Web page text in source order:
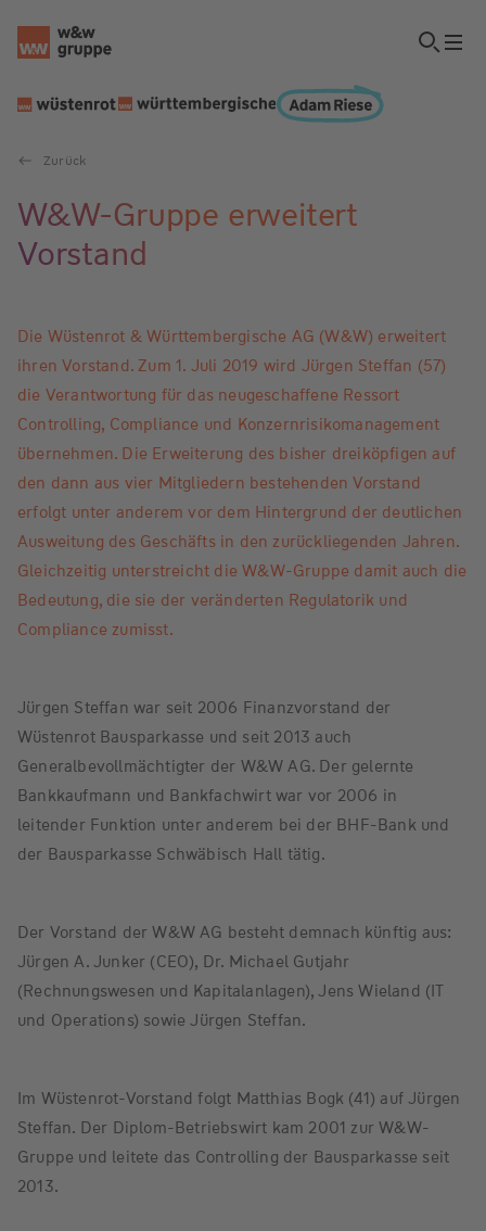
Zurück
W&W-Gruppe erweitert
Vorstand
Die Wüstenrot & Württembergische AG (W&W) erweitert
ihren Vorstand. Zum 1. Juli 2019 wird Jürgen Steffan (57)
die Verantwortung für das neugeschaffene Ressort
Controlling, Compliance und Konzernrisikomanagement
übernehmen. Die Erweiterung des bisher dreiköpfigen auf
den dann aus vier Mitgliedern bestehenden Vorstand
erfolgt unter anderem vor dem Hintergrund der deutlichen
Ausweitung des Geschäfts in den zurückliegenden Jahren.
Gleichzeitig unterstreicht die W&W-Gruppe damit auch die
Bedeutung, die sie der veränderten Regulatorik und
Compliance zumisst.
Jürgen Steffan war seit 2006 Finanzvorstand der
Wüstenrot Bausparkasse und seit 2013 auch
Generalbevollmächtigter der W&W AG. Der gelernte
Bankkaufmann und Bankfachwirt war vor 2006 in
leitender Funktion unter anderem bei der BHF-Bank und
der Bausparkasse Schwäbisch Hall tätig.
Der Vorstand der W&W AG besteht demnach künftig aus:
Jürgen A. Junker (CEO), Dr. Michael Gutjahr
(Rechnungswesen und Kapitalanlagen), Jens Wieland (IT
und Operations) sowie Jürgen Steffan.
Im Wüstenrot-Vorstand folgt Matthias Bogk (41) auf Jürgen
Steffan. Der Diplom-Betriebswirt kam 2001 zur W&W-
Gruppe und leitete das Controlling der Bausparkasse seit
2013.